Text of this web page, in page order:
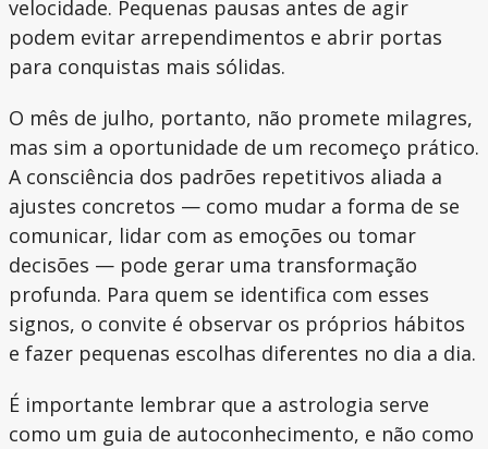
velocidade. Pequenas pausas antes de agir
podem evitar arrependimentos e abrir portas
para conquistas mais sólidas.
O mês de julho, portanto, não promete milagres,
mas sim a oportunidade de um recomeço prático.
A consciência dos padrões repetitivos aliada a
ajustes concretos — como mudar a forma de se
comunicar, lidar com as emoções ou tomar
decisões — pode gerar uma transformação
profunda. Para quem se identifica com esses
signos, o convite é observar os próprios hábitos
e fazer pequenas escolhas diferentes no dia a dia.
É importante lembrar que a astrologia serve
como um guia de autoconhecimento, e não como